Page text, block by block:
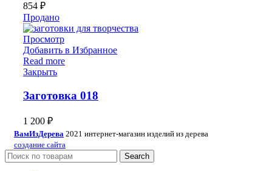
854 ₽
Продано
Просмотр
Добавить в Избранное
Read more
Закрыть
Заготовка 018
1 200 ₽
ВамИзДерева 2021 интернет-магазин изделий из дерева
создание сайта
Search